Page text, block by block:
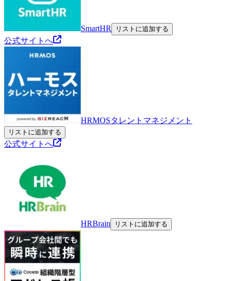
SmartHR リストに追加する
公式サイトへ
HRMOSタレントマネジメント
リストに追加する
公式サイトへ
HRBrain リストに追加する